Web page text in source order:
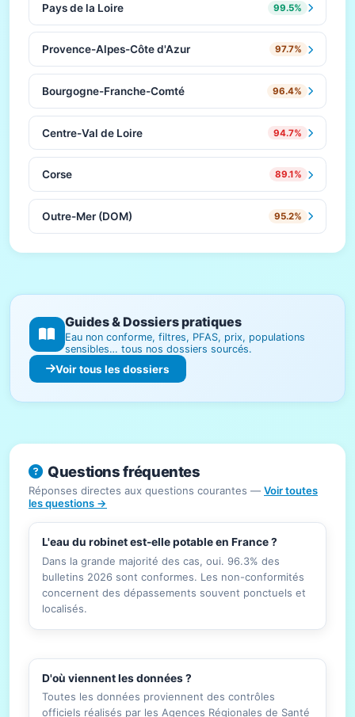
Pays de la Loire 99.5%
Provence-Alpes-Côte d'Azur 97.7%
Bourgogne-Franche-Comté 96.4%
Centre-Val de Loire 94.7%
Corse 89.1%
Outre-Mer (DOM) 95.2%
Guides & Dossiers pratiques
Eau non conforme, filtres, PFAS, prix, populations
sensibles… tous nos dossiers sourcés.
Voir tous les dossiers
Questions fréquentes
Réponses directes aux questions courantes — Voir toutes
les questions →
L'eau du robinet est-elle potable en France ?
Dans la grande majorité des cas, oui. 96.3% des
bulletins 2026 sont conformes. Les non-conformités
concernent des dépassements souvent ponctuels et
localisés.
D'où viennent les données ?
Toutes les données proviennent des contrôles
officiels réalisés par les Agences Régionales de Santé